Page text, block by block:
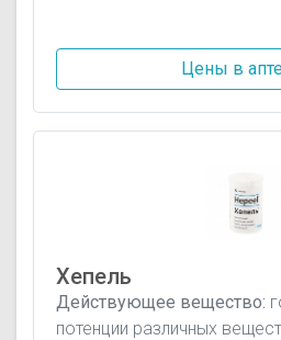
Цены в
Хепель
Действующее вещество:
потенции различных